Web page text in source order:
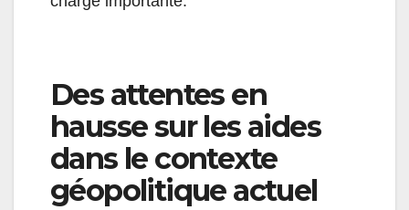
Des attentes en
hausse sur les aides
dans le contexte
géopolitique actuel